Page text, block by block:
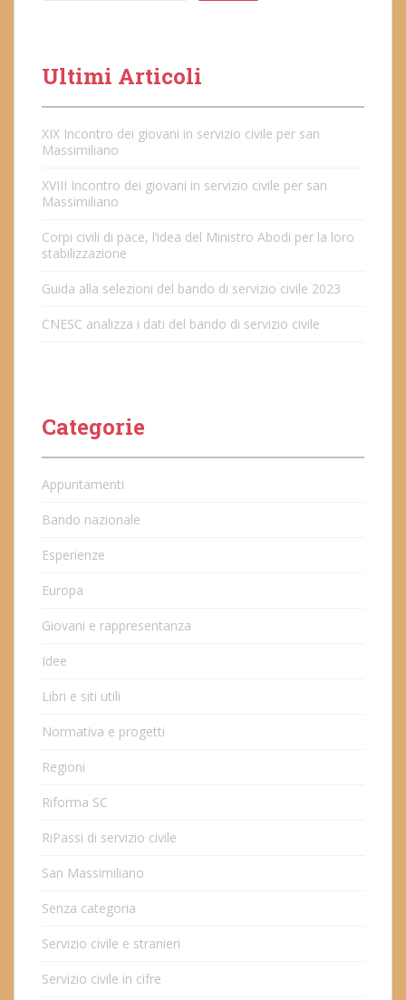
Ultimi Articoli
XIX Incontro dei giovani in servizio civile per san
Massimiliano
XVIII Incontro dei giovani in servizio civile per san
Massimiliano
Corpi civili di pace, l’idea del Ministro Abodi per la loro
stabilizzazione
Guida alla selezioni del bando di servizio civile 2023
CNESC analizza i dati del bando di servizio civile
Categorie
Appuntamenti
Bando nazionale
Esperienze
Europa
Giovani e rappresentanza
Idee
Libri e siti utili
Normativa e progetti
Regioni
Riforma SC
RiPassi di servizio civile
San Massimiliano
Senza categoria
Servizio civile e stranieri
Servizio civile in cifre